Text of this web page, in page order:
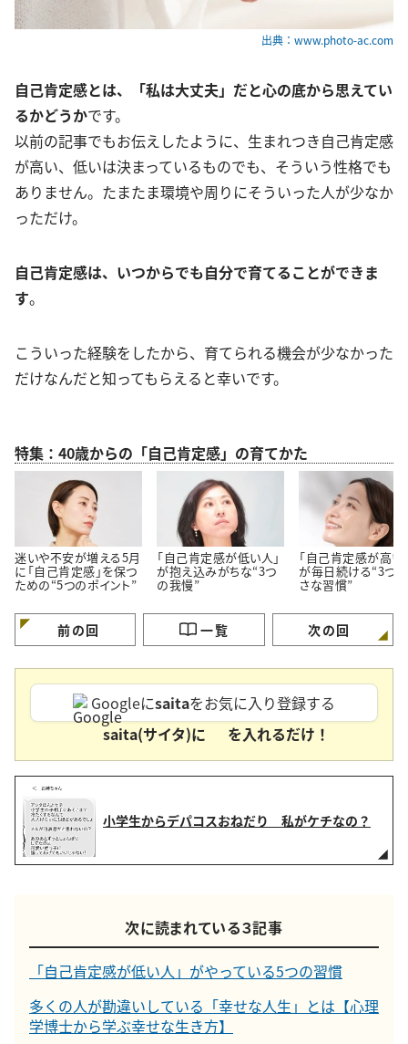
出典：www.photo-ac.com
自己肯定感とは、「私は大丈夫」だと心の底から思えてい
るかどうかです。
以前の記事でもお伝えしたように、生まれつき自己肯定感
が高い、低いは決まっているものでも、そういう性格でも
ありません。たまたま環境や周りにそういった人が少なか
っただけ。
自己肯定感は、いつからでも自分で育てることができま
す。
こういった経験をしたから、育てられる機会が少なかった
だけなんだと知ってもらえると幸いです。
特集：40歳からの「自己肯定感」の育てかた
迷いや不安が増える5月
に「自己肯定感」を保つ
ための“5つのポイント”
「自己肯定感が低い人」
が抱え込みがちな“3つ
の我慢”
「自己肯定感が高い
が毎日続ける“3つ
さな習慣”
前の回 一覧 次の回
Googleにsaitaをお気に入り登録する
saita(サイタ)に
を入れるだけ！
小学生からデパコスおねだり 私がケチなの？
次に読まれている３記事
「自己肯定感が低い人」がやっている5つの習慣
多くの人が勘違いしている「幸せな人生」とは【心理
学博士から学ぶ幸せな生き方】